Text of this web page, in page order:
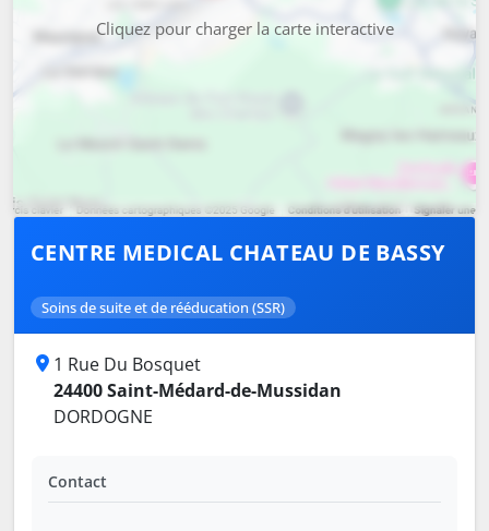
Cliquez pour charger la carte interactive
CENTRE MEDICAL CHATEAU DE BASSY
Soins de suite et de rééducation (SSR)
1 Rue Du Bosquet
24400 Saint-Médard-de-Mussidan
DORDOGNE
Contact